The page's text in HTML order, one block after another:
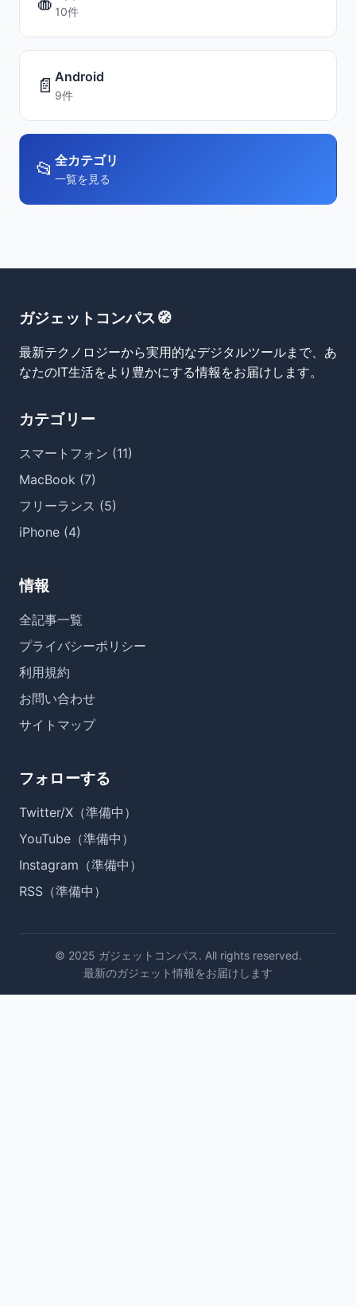
10件
📄 Android
9件
📂 全カテゴリ
一覧を見る
ガジェットコンパス🧭
最新テクノロジーから実用的なデジタルツールまで、あ
なたのIT生活をより豊かにする情報をお届けします。
カテゴリー
スマートフォン (11)
MacBook (7)
フリーランス (5)
iPhone (4)
情報
全記事一覧
プライバシーポリシー
利用規約
お問い合わせ
サイトマップ
フォローする
Twitter/X（準備中）
YouTube（準備中）
Instagram（準備中）
RSS（準備中）
© 2025 ガジェットコンパス. All rights reserved.
最新のガジェット情報をお届けします